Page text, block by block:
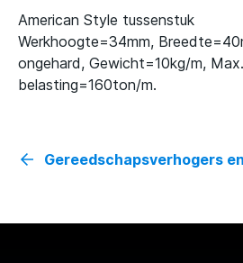
American Style tussenstuk
Werkhoogte=34mm,
ongehard, Gewicht=10kg/m, Max.
belasting=160ton/m.
Gereedschapsverhogers